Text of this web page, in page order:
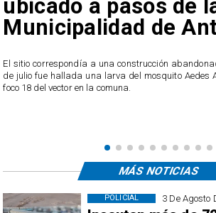
ubicado a pasos de
Municipalidad de
El sitio correspondía a una construcción
de julio fue hallada una larva del mosquito Aedes
foco 18 del vector en la comuna.
3 De Agosto
POLICIAL
MÁS NOTICIAS